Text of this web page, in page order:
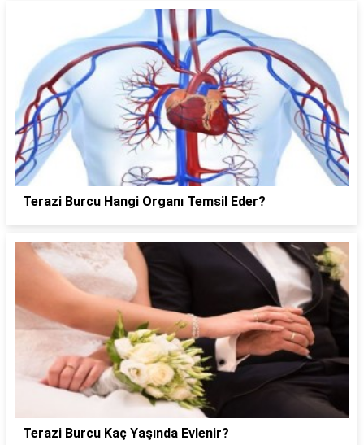
Terazi Burcu Hangi Organı Temsil Eder?
Terazi Burcu Kaç Yaşında Evlenir?